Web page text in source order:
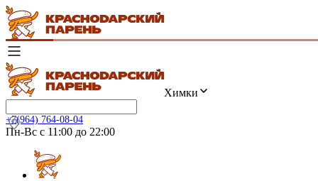
Химки
+7(964) 764-08-04
Пн-Вс с 11:00 до 22:00